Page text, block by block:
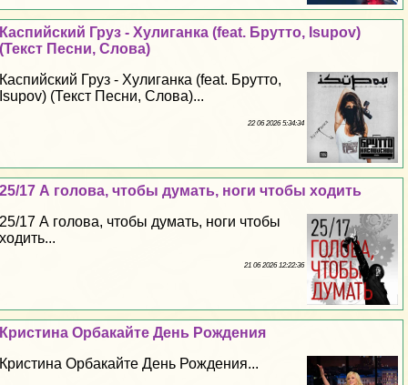
Каспийский Груз - Xyлиганка (feat. Брутто, Isupov)
(Текст Песни, Слова)
Каспийский Груз - Xyлиганка (feat. Брутто,
Isupov) (Текст Песни, Слова)...
22 06 2026 5:34:34
25/17 А голова, чтобы думать, ноги чтобы ходить
25/17 А голова, чтобы думать, ноги чтобы
ходить...
21 06 2026 12:22:36
Кристина Орбакайте День Рождения
Кристина Орбакайте День Рождения...